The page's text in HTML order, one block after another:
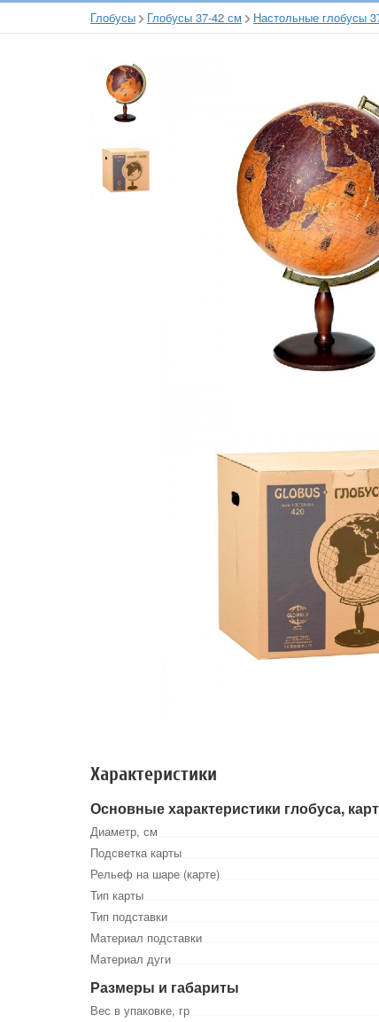
Глобусы Глобусы 37-42 см Настольные глобусы
Характеристики
Основные характеристики глобуса,
Диаметр, см
Подсветка карты
Рельеф на шаре (карте)
Тип карты
Тип подставки
Материал подставки
Материал дуги
Размеры и габариты
Вес в упаковке, гр